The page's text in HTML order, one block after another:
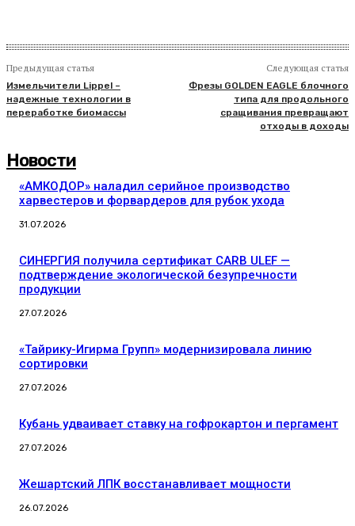
Предыдущая статья
Измельчители Lippel –
надежные технологии в
переработке биомассы
Следующая статья
Фрезы GOLDEN EAGLE блочного
типа для продольного
сращивания превращают
отходы в доходы
Новости
«АМКОДОР» наладил серийное производство
харвестеров и форвардеров для рубок ухода
31.07.2026
СИНЕРГИЯ получила сертификат CARB ULEF —
подтверждение экологической безупречности
продукции
27.07.2026
«Тайрику-Игирма Групп» модернизировала линию
сортировки
27.07.2026
Кубань удваивает ставку на гофрокартон и пергамент
27.07.2026
Жешартский ЛПК восстанавливает мощности
26.07.2026